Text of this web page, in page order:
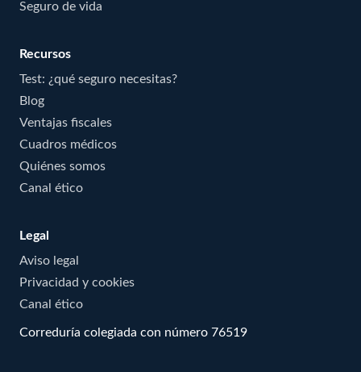
Seguro de vida
Recursos
Test: ¿qué seguro necesitas?
Blog
Ventajas fiscales
Cuadros médicos
Quiénes somos
Canal ético
Legal
Aviso legal
Privacidad y cookies
Canal ético
Correduría colegiada con número 76519